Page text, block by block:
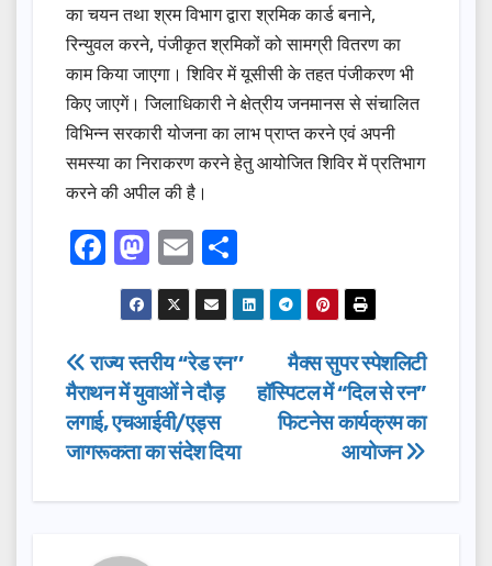
का चयन तथा श्रम विभाग द्वारा श्रमिक कार्ड बनाने,
रिन्युवल करने, पंजीकृत श्रमिकों को सामग्री वितरण का
काम किया जाएगा। शिविर में यूसीसी के तहत पंजीकरण भी
किए जाएगें। जिलाधिकारी ने क्षेत्रीय जनमानस से संचालित
विभिन्न सरकारी योजना का लाभ प्राप्त करने एवं अपनी
समस्या का निराकरण करने हेतु आयोजित शिविर में प्रतिभाग
करने की अपील की है।
F
a
c
e
b
o
o
k
M
a
st
o
d
o
n
E
m
ail
h
ar
e
Post
navigation
मैक्स सुपर स्पेशलिटी
हॉस्पिटल में “दिल से रन”
फिटनेस कार्यक्रम का
आयोजन
राज्य स्तरीय ‘‘रेड रन’’
मैराथन में युवाओं ने दौड़
लगाई, एचआईवी/एड्स
जागरूकता का संदेश दिया